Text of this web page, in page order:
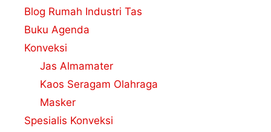
Blog Rumah Industri Tas
Buku Agenda
Konveksi
Jas Almamater
Kaos Seragam Olahraga
Masker
Spesialis Konveksi